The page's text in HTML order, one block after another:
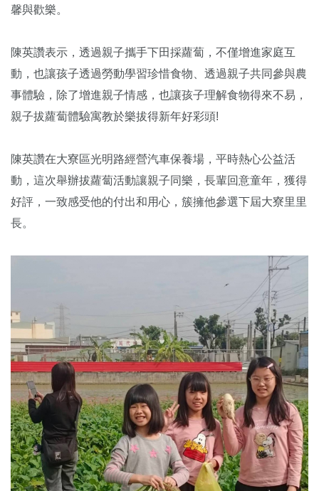
馨與歡樂。
陳英讚表示，透過親子攜手下田採蘿蔔，不僅增進家庭互
動，也讓孩子透過勞動學習珍惜食物、透過親子共同參與農
事體驗，除了增進親子情感，也讓孩子理解食物得來不易，
親子拔蘿蔔體驗寓教於樂拔得新年好彩頭!
陳英讚在大寮區光明路經營汽車保養場，平時熱心公益活
動，這次舉辦拔蘿蔔活動讓親子同樂，長輩回意童年，獲得
好評，一致感受他的付出和用心，簇擁他參選下屆大寮里里
長。